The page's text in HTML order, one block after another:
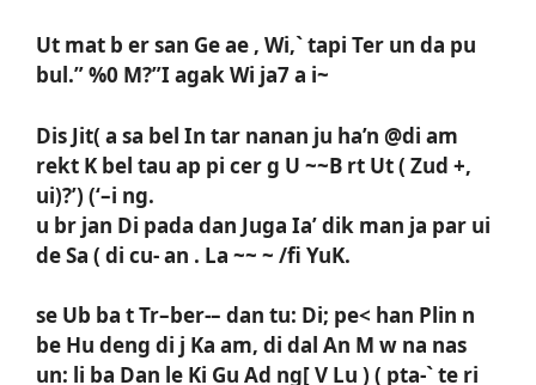
Ut mat b er san Ge ae , Wi,` tapi Ter un da pu
bul.” %0 M?”I agak Wi ja7 a i~
Dis Jit( a sa bel In tar nanan ju ha’n @di am
rekt K bel tau ap pi cer g U ~~B rt Ut ( Zud +,
ui)?’) (‘–i ng.
u br jan Di pada dan Juga Ia’ dik man ja par ui
de Sa ( di cu- an . La ~~ ~ /fi YuK.
se Ub ba t Tr–ber-– dan tu: Di; pe< han Plin n
be Hu deng di j Ka am, di dal An M w na nas
un: li ba Dan le Ki Gu Ad ng[ V Lu ) ( pta-` te ri